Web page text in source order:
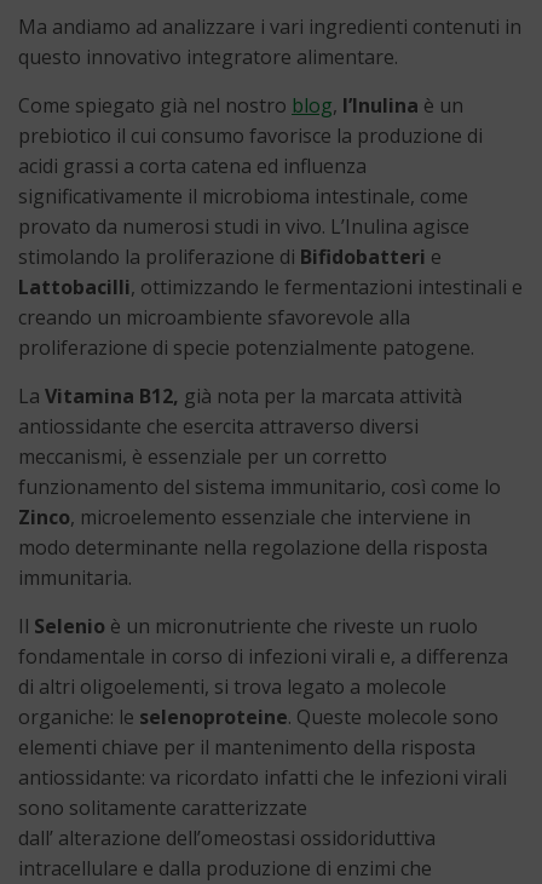
Ma andiamo ad analizzare i vari ingredienti contenuti in
questo innovativo integratore alimentare.
Come spiegato già nel nostro blog, l’Inulina è un
prebiotico il cui consumo favorisce la produzione di
acidi grassi a corta catena ed influenza
significativamente il microbioma intestinale, come
provato da numerosi studi in vivo. L’Inulina agisce
stimolando la proliferazione di Bifidobatteri e
Lattobacilli, ottimizzando le fermentazioni intestinali e
creando un microambiente sfavorevole alla
proliferazione di specie potenzialmente patogene.
La Vitamina B12, già nota per la marcata attività
antiossidante che esercita attraverso diversi
meccanismi, è essenziale per un corretto
funzionamento del sistema immunitario, così come lo
Zinco, microelemento essenziale che interviene in
modo determinante nella regolazione della risposta
immunitaria.
Il Selenio è un micronutriente che riveste un ruolo
fondamentale in corso di infezioni virali e, a differenza
di altri oligoelementi, si trova legato a molecole
organiche: le selenoproteine. Queste molecole sono
elementi chiave per il mantenimento della risposta
antiossidante: va ricordato infatti che le infezioni virali
sono solitamente caratterizzate
dall’ alterazione dell’omeostasi ossidoriduttiva
intracellulare e dalla produzione di enzimi che